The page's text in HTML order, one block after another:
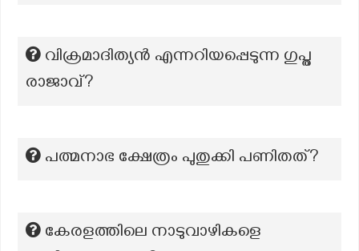
വിക്രമാദിത്യന്‍ എന്നറിയപ്പെടുന്ന ഗുപ്ത
രാജാവ്?
പത്മനാഭ ക്ഷേത്രം പുതുക്കി പണിതത്?
കേരളത്തിലെ നാടുവാഴികളെ